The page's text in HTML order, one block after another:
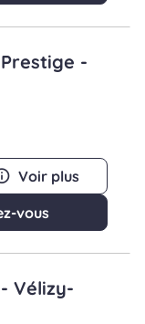
-
Voir plus
vous
Vélizy-